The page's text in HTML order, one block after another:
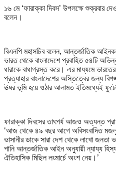
১৬ মে ‘ফারাক্কা দিবস’ উপলক্ষে শুক্রবার
বলেন।
বিএনপি মহাসচিব বলেন, আন্তর্জাতিক
ভারত থেকে বাংলাদেশে প্রবাহিত ৫৪টি
ধারাকে বাধাগ্রস্ত করে। এর মাধ্যমে
প্রত্যাহার বাংলাদেশের অস্তিত্বের জন্য
ঊষর ভূমি হয়ে ওঠার আলামত ইতিমধ্যেই
ফারাক্কা দিবসের তাৎপর্য আজও অত্যন্ত
‘আজ থেকে ৪৯ বছর আগে অবিসংবাদিত
ভাসানীর ডাকে সারা দেশ থেকে লাখো জনতা
পানি আন্তর্জাতিক আইন অনুযায়ী ন্যায্য
ঐতিহাসিক মিছিল লংমার্চে অংশ নেয়।’